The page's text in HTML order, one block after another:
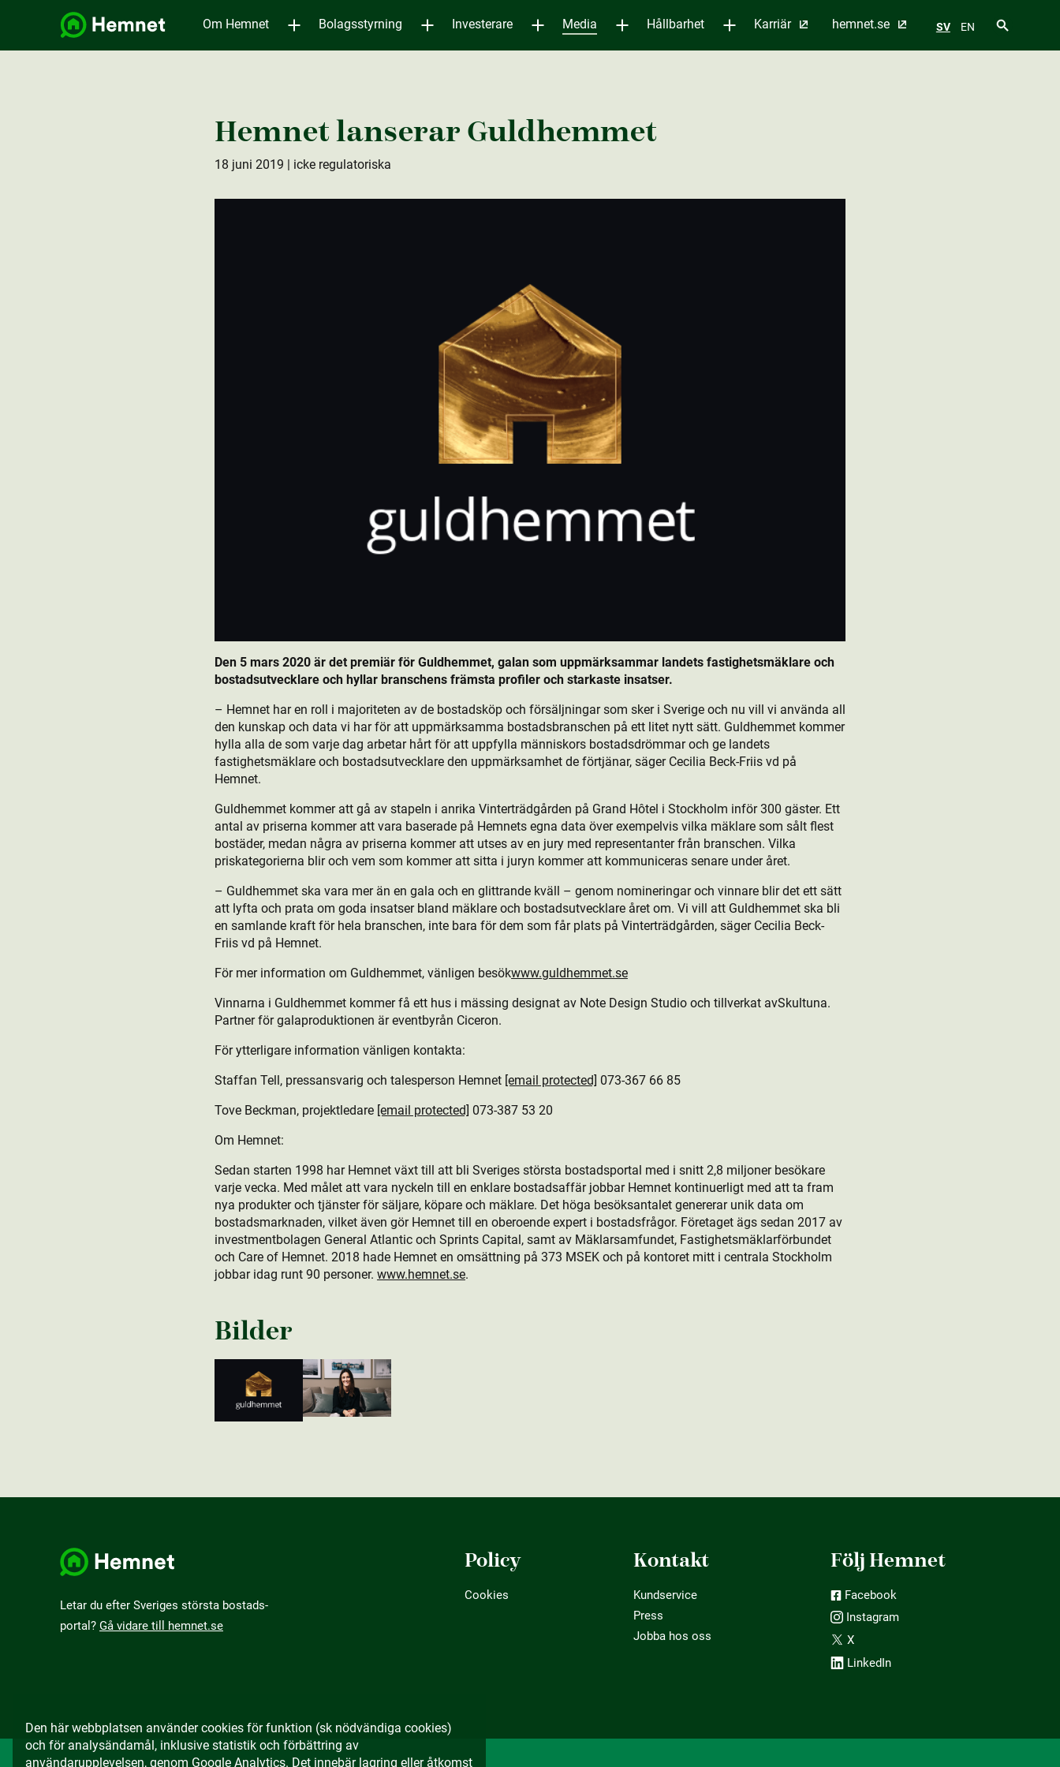
Om Hemnet Bolagsstyrning Investerare Media Hållbarhet Karriär hemnet.se SV EN
Hemnet lanserar Guldhemmet
18 juni 2019 | icke regulatoriska
Den 5 mars 2020 är det premiär för Guldhemmet, galan som uppmärksammar landets fastighetsmäklare och
bostads­utvecklare och hyllar branschens främsta profiler och starkaste insatser.
– Hemnet har en roll i majoriteten av de bostads­köp och försäljningar som sker i Sverige och nu vill vi använda all
den kunskap och data vi har för att uppmärksamma bostads­branschen på ett litet nytt sätt. Guldhemmet kommer
hylla alla de som varje dag arbetar hårt för att uppfylla människors bostads­drömmar och ge landets
fastighetsmäklare och bostads­utvecklare den uppmärksamhet de förtjänar, säger Cecilia Beck-Friis vd på
Hemnet.
Guldhemmet kommer att gå av stapeln i anrika Vinterträdgården på Grand Hôtel i Stockholm inför 300 gäster. Ett
antal av priserna kommer att vara baserade på Hemnets egna data över exempelvis vilka mäklare som sålt flest
bostäder, medan några av priserna kommer att utses av en jury med representanter från branschen. Vilka
priskategorierna blir och vem som kommer att sitta i juryn kommer att kommuniceras senare under året.
– Guldhemmet ska vara mer än en gala och en glittrande kväll – genom nomineringar och vinnare blir det ett sätt
att lyfta och prata om goda insatser bland mäklare och bostads­utvecklare året om. Vi vill att Guldhemmet ska bli
en samlande kraft för hela branschen, inte bara för dem som får plats på Vinterträdgården, säger Cecilia Beck-
Friis vd på Hemnet.
För mer information om Guldhemmet, vänligen besökwww.guldhemmet.se
Vinnarna i Guldhemmet kommer få ett hus i mässing designat av Note Design Studio och tillverkat avSkultuna.
Partner för galaprodukt­ionen är eventbyrån Ciceron.
För ytterligare information vänligen kontakta:
Staffan Tell, pressansvarig och talesperson Hemnet [email protected] 073-367 66 85
Tove Beckman, projektledare [email protected] 073-387 53 20
Om Hemnet:
Sedan starten 1998 har Hemnet växt till att bli Sveriges största bostads­portal med i snitt 2,8 miljoner besökare
varje vecka. Med målet att vara nyckeln till en enklare bostads­affär jobbar Hemnet kontinuerligt med att ta fram
nya produkt­er och tjänster för säljare, köpare och mäklare. Det höga besöksantalet genererar unik data om
bostads­marknaden, vilket även gör Hemnet till en oberoende expert i bostads­frågor. Företaget ägs sedan 2017 av
investmentbolagen General Atlantic och Sprints Capital, samt av Mäklarsamfundet, Fastighetsmäklarförbundet
och Care of Hemnet. 2018 hade Hemnet en omsättning på 373 MSEK och på kontoret mitt i centrala Stockholm
jobbar idag runt 90 personer. www.hemnet.se.
Bilder
Letar du efter Sveriges största bostads­
portal? Gå vidare till hemnet.se
Policy
Cookies
Kontakt
Kundservice
Press
Jobba hos oss
Följ Hemnet
Facebook
Instagram
X
LinkedIn
Den här webbplatsen använder cookies för funktion (sk nödvändiga cookies)
och för analysändamål, inklusive statistik och förbättring av
användarupplevelsen, genom Google Analytics. Det innebär lagring eller åtkomst